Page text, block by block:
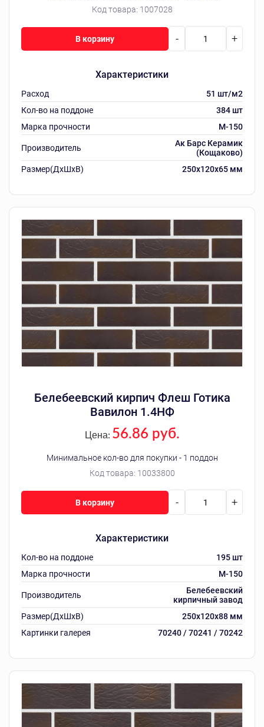
Код товара: 1007028
Характеристики
Расход
51 шт/м2
Кол-во на поддоне
384 шт
Марка прочности
M-150
Производитель
Ак Барс Керамик
(Кощаково)
Размер(ДхШхВ)
250х120х65 мм
- +
В корзину
Белебеевский кирпич Флеш Готика
Вавилон 1.4НФ
Код товара: 10033800
Цена: 56.86 руб.
Минимальное кол-во для покупки - 1 поддон
Характеристики
Кол-во на поддоне
195 шт
Марка прочности
M-150
Производитель
Белебеевский
кирпичный завод
Размер(ДхШхВ)
250х120х88 мм
Картинки галерея
70240 / 70241 / 70242
- +
В корзину